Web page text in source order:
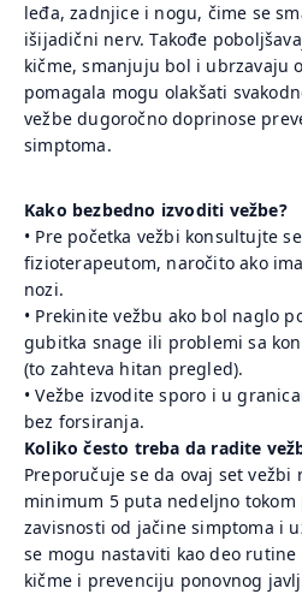
leđa, zadnjice i nogu, čime se
išijadični nerv. Takođe
kičme, smanjuju bol i ubrzavaju
pomagala mogu olakšati
vežbe dugoročno doprinose
simptoma.
Kako bezbedno izvoditi vežbe?
• Pre početka vežbi konsultujte
fizioterapeutom, naročito ako
nozi.
• Prekinite vežbu ako bol naglo
gubitka snage ili problemi sa
(to zahteva hitan pregled).
• Vežbe izvodite sporo i u
bez forsiranja.
Koliko često treba da radite
Preporučuje se da ovaj set vežbi
minimum 5 puta nedeljno tokom
zavisnosti od jačine simptoma i
se mogu nastaviti kao deo
kičme i prevenciju ponovnog